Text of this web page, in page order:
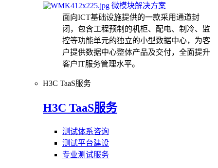
微模块解决方案
面向ICT基础设施提供的一款采用通道封
闭，包含工程预制的机柜、配电、制冷、监
控等功能单元的独立的小型数据中心，为客
户提供数据中心整体产品及交付，全面提升
客户IT服务管理水平。
H3C TaaS服务
H3C TaaS服务
测试体系咨询
测试平台建设
专业测试服务